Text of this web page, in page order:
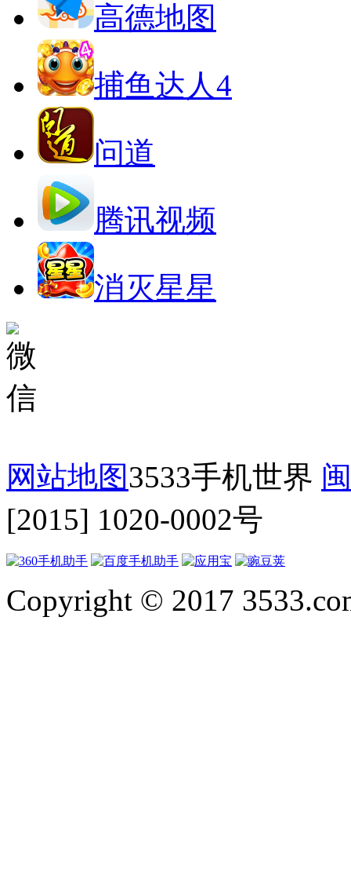
高德地图
捕鱼达人4
问道
腾讯视频
消灭星星
网站地图3533手机世界
[2015] 1020-0002号
Copyright © 2017